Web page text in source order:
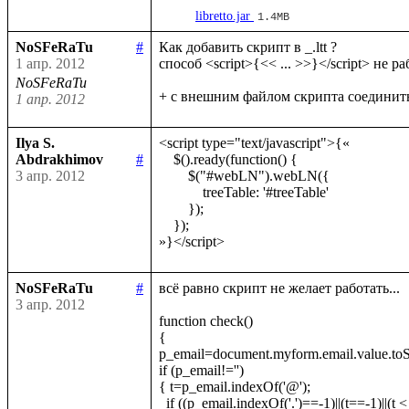
libretto.jar 1.4MB
NoSFeRaTu
#
1 апр. 2012
NoSFeRaTu
1 апр. 2012
Как добавить скрипт в _.ltt ?
способ <script>{<< ... >>}</script> не
Ilya S.
Abdrakhimov
#
3 апр. 2012
<script type="text/javascript">{«
NoSFeRaTu
#
3 апр. 2012
всё равно скрипт не желает работать...
function check()
{
if (p_email!='')
{ t=p_email.indexOf('@');